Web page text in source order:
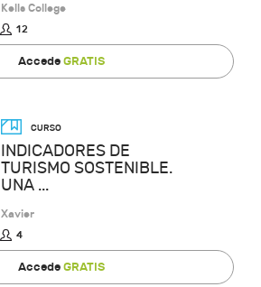
Kells College
12
AccedeGRATIS
INDICADORES DE
TURISMO SOSTENIBLE.
UNA ...
Xavier
4
AccedeGRATIS